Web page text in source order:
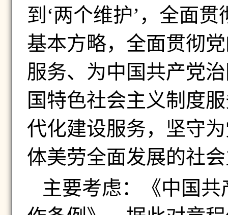
到‘两个维护’，全面
基本方略，全面贯彻
服务、为中国共产党
国特色社会主义制度
代化建设服务，坚守
体美劳全面发展的社
主要考虑：《中国